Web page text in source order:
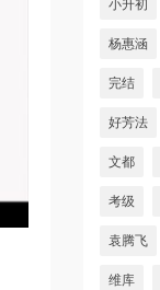
小升初
杨惠涵
完结
好芳法
文都
考级
袁腾飞
维库